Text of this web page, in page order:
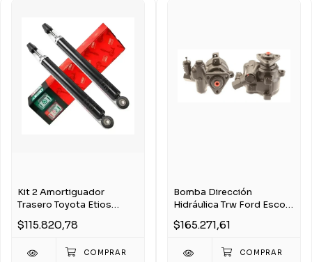
Kit 2 Amortiguador
Trasero Toyota Etios
$115.820,78
Bomba Dirección
Hidráulica Trw Ford Escort
$165.271,61